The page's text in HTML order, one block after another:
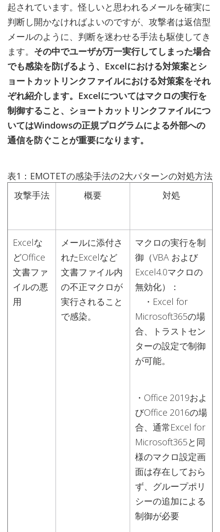
起されています。怪しいと思われるメールを確実に
判断し開かなければよいのですが、攻撃者は返信型
メールのように、判断を迷わせる手法も駆使してき
ます。 その中でユーザが万一実行してしまった場合
でも感染を防げるよう、Excelにおける対策案とシ
ョートカットリンクファイルにおける対策案をそれ
ぞれ紹介します。Excelについてはマクロの実行を
制御すること、ショートカットリンクファイルにつ
いてはWindowsの正規プログラムによる外部への
通信を防ぐことが重要になります。
表1：EMOTETの感染手法の2大パターンの対処方法
攻撃手法
概要 対処
Excelな
どOffice
文書ファ
イルの悪
用
メールに添付さ
れたExcelなど
文書ファイル内
の不正マクロが
実行されること
で感染。
マクロの実行を制
御（VBA および
Excel4.0マクロの
無効化）：
・Excel for
Microsoft365の場
合、トラストセン
ターの設定で制御
が可能。
・Office 2019およ
びOffice 2016の場
合、通常Excel for
Microsoft365と同
様のマクロ設定画
面は存在しておら
ず、グループポリ
シーの追加による
制御が必要